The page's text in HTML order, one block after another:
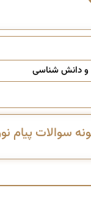
و دانش شناسی
سوالات پیام